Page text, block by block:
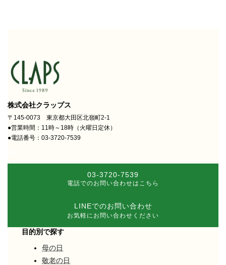
株式会社クラップス
〒145-0073 東京都大田区北嶺町2-1
●営業時間：11時～18時（火曜日定休）
●電話番号：03-3720-7539
03-3720-7539
電話でのお問い合わせはこちら
LINEでのお問い合わせ
お気軽にお問い合わせください
目的別で探す
母の日
敬老の日